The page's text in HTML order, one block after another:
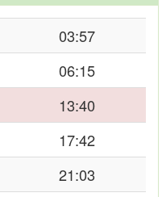
03:57
06:15
13:40
17:42
21:03